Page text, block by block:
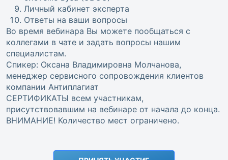
Личный кабинет эксперта
Ответы на ваши вопросы
Во время вебинара Вы можете пообщаться с
коллегами в чате и задать вопросы нашим
специалистам.
Спикер: Оксана Владимировна Молчанова,
менеджер сервисного сопровождения клиентов
компании Антиплагиат
СЕРТИФИКАТЫ всем участникам,
присутствовавшим на вебинаре от начала до конца.
ВНИМАНИЕ! Количество мест ограничено.